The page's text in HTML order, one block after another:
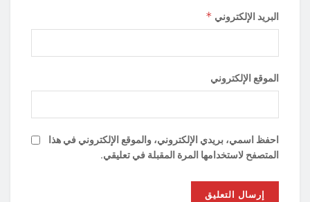
البريد الإلكتروني *
الموقع الإلكتروني
احفظ اسمي، بريدي الإلكتروني، والموقع الإلكتروني في هذا
المتصفح لاستخدامها المرة المقبلة في تعليقي.